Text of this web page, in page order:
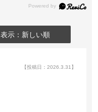
表示：新しい順
【投稿日：2026.3.31】